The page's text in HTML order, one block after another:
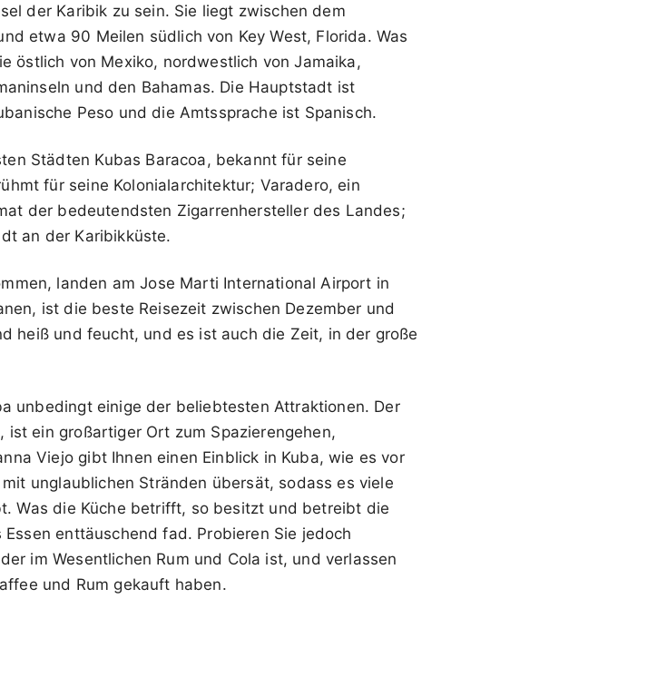
der Karibik zu sein. Sie liegt zwischen dem
etwa 90 Meilen südlich von Key West, Florida. Was
östlich von Mexiko, nordwestlich von Jamaika,
und den Bahamas. Die Hauptstadt ist
Peso und die Amtssprache ist Spanisch.
Städten Kubas Baracoa, bekannt für seine
für seine Kolonialarchitektur; Varadero, ein
der bedeutendsten Zigarrenhersteller des Landes;
an der Karibikküste.
landen am Jose Marti International Airport in
ist die beste Reisezeit zwischen Dezember und
heiß und feucht, und es ist auch die Zeit, in der große
unbedingt einige der beliebtesten Attraktionen. Der
ein großartiger Ort zum Spazierengehen,
Viejo gibt Ihnen einen Einblick in Kuba, wie es vor
unglaublichen Stränden übersät, sodass es viele
Was die Küche betrifft, so besitzt und betreibt die
enttäuschend fad. Probieren Sie jedoch
im Wesentlichen Rum und Cola ist, und verlassen
und Rum gekauft haben.